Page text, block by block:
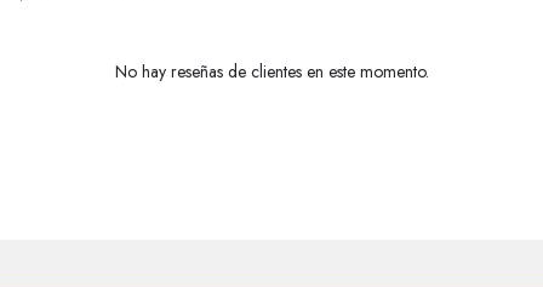
No hay reseñas de clientes en este momento.